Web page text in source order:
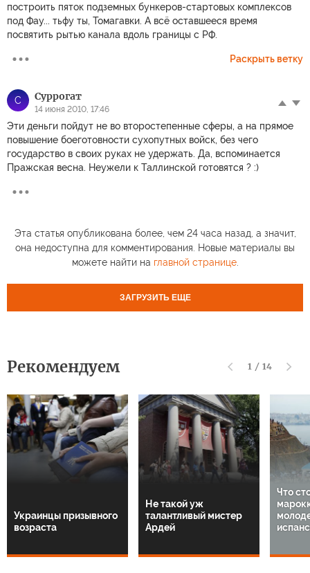
построить пяток подземных бункеров-стартовых комплексов
под Фау... тьфу ты, Томагавки. А всё оставшееся время
посвятить рытью канала вдоль границы с РФ.
Раскрыть ветку
С Суррогат
14 июня 2010, 17:46
Эти деньги пойдут не во второстепенные сферы, а на прямое
повышение боеготовности сухопутных войск, без чего
государство в своих руках не удержать. Да, вспоминается
Пражская весна. Неужели к Таллинской готовятся ? :)
Эта статья опубликована более, чем 24 часа назад, а значит,
она недоступна для комментирования. Новые материалы вы
можете найти на главной странице.
ЗАГРУЗИТЬ ЕЩЕ
Рекомендуем 1 / 14
Украинцы призывного
возраста
Не такой уж
талантливый мистер
Ардей
Что